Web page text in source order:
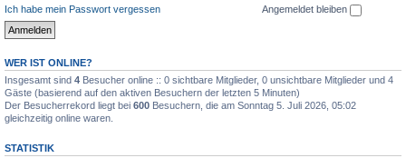
Ich habe mein Passwort vergessen
Angemeldet bleiben
WER IST ONLINE?
Insgesamt sind 4 Besucher online :: 0 sichtbare Mitglieder, 0 unsichtbare Mitglieder und 4
Gäste (basierend auf den aktiven Besuchern der letzten 5 Minuten)
Der Besucherrekord liegt bei 600 Besuchern, die am Sonntag 5. Juli 2026, 05:02
gleichzeitig online waren.
STATISTIK